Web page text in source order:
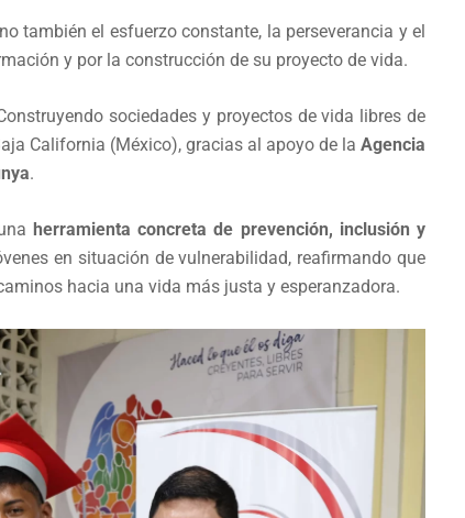
también el esfuerzo constante, la perseverancia y el
y por la construcción de su proyecto de vida.
sociedades y proyectos de vida libres de
California (México), gracias al apoyo de la Agencia
.
herramienta concreta de prevención, inclusión y
en situación de vulnerabilidad, reafirmando que
hacia una vida más justa y esperanzadora.